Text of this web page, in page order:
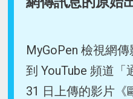
MyGoPen 檢視網
到 YouTube 頻道「
31 日上傳的影片《